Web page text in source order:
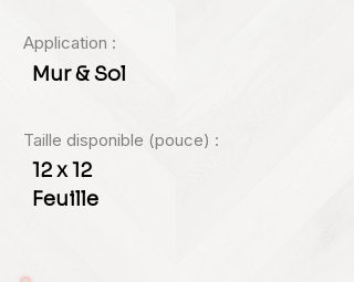
Application :
Mur & Sol
Taille disponible (pouce) :
12 x 12
Feuille